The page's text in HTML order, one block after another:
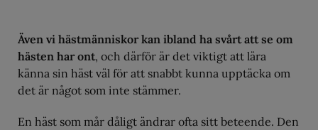
Även vi hästmänniskor kan ibland ha svårt att se om
hästen har ont, och därför är det viktigt att lära
känna sin häst väl för att snabbt kunna upptäcka om
det är något som inte stämmer.
En häst som mår dåligt ändrar ofta sitt beteende. Den